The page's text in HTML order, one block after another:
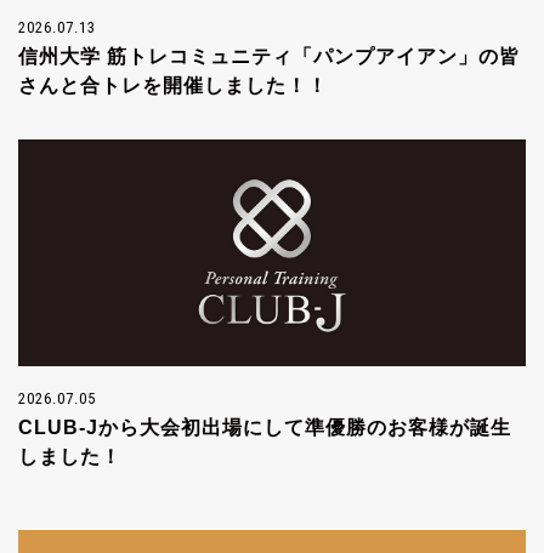
2026.07.13
信州大学 筋トレコミュニティ「パンプアイアン」の皆
さんと合トレを開催しました！！
2026.07.05
CLUB-Jから大会初出場にして準優勝のお客様が誕生
しました！